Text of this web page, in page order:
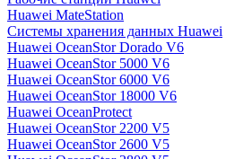
Huawei MateStation
Системы хранения данных Huawei
Huawei OceanStor Dorado V6
Huawei OceanStor 5000 V6
Huawei OceanStor 6000 V6
Huawei OceanStor 18000 V6
Huawei OceanProtect
Huawei OceanStor 2200 V5
Huawei OceanStor 2600 V5